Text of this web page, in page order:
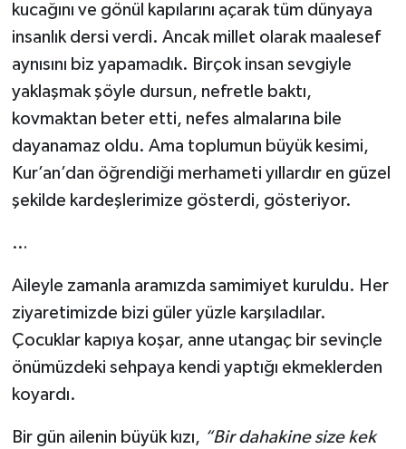
kucağını ve gönül kapılarını açarak tüm dünyaya
insanlık dersi verdi. Ancak millet olarak maalesef
aynısını biz yapamadık. Birçok insan sevgiyle
yaklaşmak şöyle dursun, nefretle baktı,
kovmaktan beter etti, nefes almalarına bile
dayanamaz oldu. Ama toplumun büyük kesimi,
Kur’an’dan öğrendiği merhameti yıllardır en güzel
şekilde kardeşlerimize gösterdi, gösteriyor.
…
Aileyle zamanla aramızda samimiyet kuruldu. Her
ziyaretimizde bizi güler yüzle karşıladılar.
Çocuklar kapıya koşar, anne utangaç bir sevinçle
önümüzdeki sehpaya kendi yaptığı ekmeklerden
koyardı.
Bir gün ailenin büyük kızı, “Bir dahakine size kek